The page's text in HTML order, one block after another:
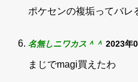
ポケセンの複垢ってバレ
名無しニワカス＾＾ 2023年
まじでmagi買えたわ